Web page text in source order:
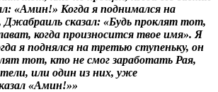
«Амин!» Когда я поднимался на
Джабраиль сказал: «Будь проклят тот,
когда произносится твое имя». Я
я поднялся на третью ступеньку, он
тот, кто не смог заработать Рая,
или один из них, уже
«Амин!»»